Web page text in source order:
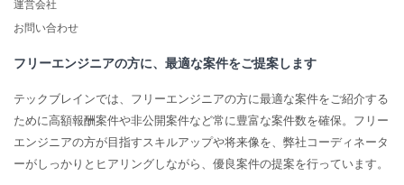
運営会社
お問い合わせ
フリーエンジニアの方に、最適な案件をご提案します
テックブレインでは、フリーエンジニアの方に最適な案件をご紹介する
ために高額報酬案件や非公開案件など常に豊富な案件数を確保。フリー
エンジニアの方が目指すスキルアップや将来像を、弊社コーディネータ
ーがしっかりとヒアリングしながら、優良案件の提案を行っています。